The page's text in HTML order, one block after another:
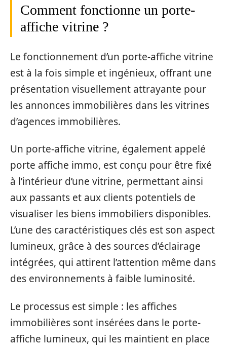
Comment fonctionne un porte-
affiche vitrine ?
Le fonctionnement d’un porte-affiche vitrine
est à la fois simple et ingénieux, offrant une
présentation visuellement attrayante pour
les annonces immobilières dans les vitrines
d’agences immobilières.
Un porte-affiche vitrine, également appelé
porte affiche immo, est conçu pour être fixé
à l’intérieur d’une vitrine, permettant ainsi
aux passants et aux clients potentiels de
visualiser les biens immobiliers disponibles.
L’une des caractéristiques clés est son aspect
lumineux, grâce à des sources d’éclairage
intégrées, qui attirent l’attention même dans
des environnements à faible luminosité.
Le processus est simple : les affiches
immobilières sont insérées dans le porte-
affiche lumineux, qui les maintient en place